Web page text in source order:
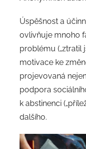
Úspěšnost a
ovlivňuje mnoho
problému („ztratil
motivace ke
projevovaná
podpora
k abstinenci
dalšího.